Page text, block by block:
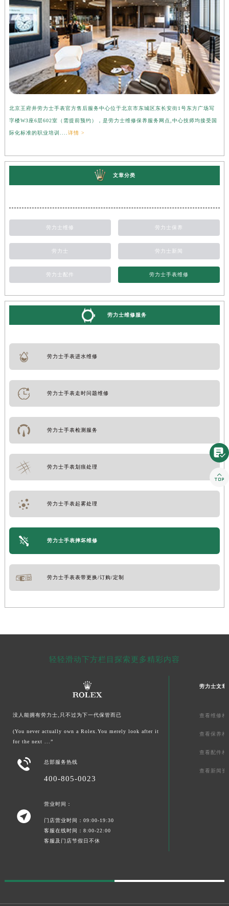
北京王府井劳力士手表官方售后服务中心位于北京市东城区东长安街1号东方广场写
字楼W3座6层602室（需提前预约），是劳力士维修保养服务网点,中心技师均接受国
际化标准的职业培训.... 详情 >
文章分类
劳力士维修 劳力士保养
劳力士 劳力士新闻
劳力士配件 劳力士手表维修
劳力士维修服务
劳力士手表进水维修
劳力士手表走时问题维修
劳力士手表检测服务
劳力士手表划痕处理
劳力士手表起雾处理
劳力士手表摔坏维修
劳力士手表表带更换/订购/定制
轻轻滑动下方栏目探索更多精彩内容
没人能拥有劳力士,只不过为下一代保管而已
(You never actually own a Rolex.You merely look after it
for the next ...”
 总部服务热线
400-805-0023

营业时间：
门店营业时间：09:00-19:30
客服在线时间：8:00-22:00
客服及门店节假日不休
劳力士文章
查看维修相
查看保养相
查看配件相
查看新闻资

